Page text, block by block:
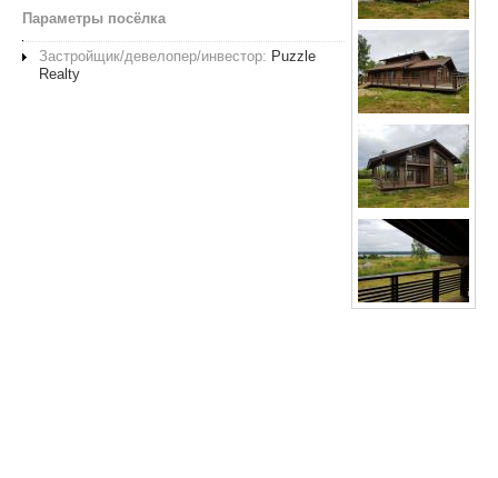
Параметры посёлка
Застройщик/девелопер/инвестор: Puzzle
Realty